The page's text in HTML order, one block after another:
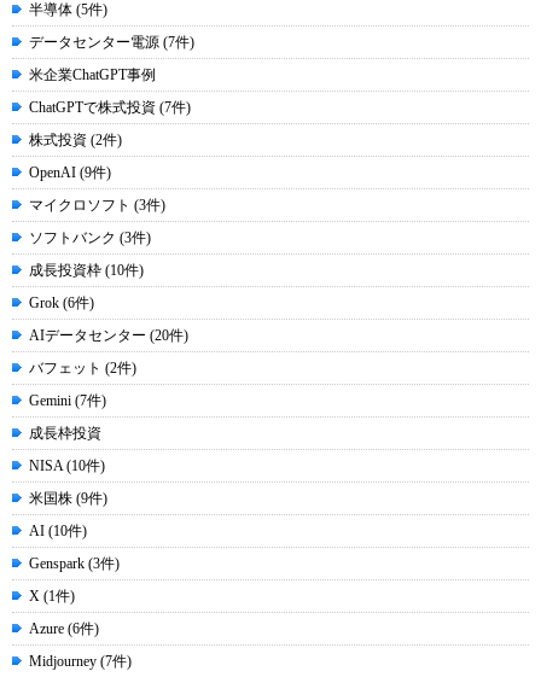
半導体 (5件)
データセンター電源 (7件)
米企業ChatGPT事例
ChatGPTで株式投資 (7件)
株式投資 (2件)
OpenAI (9件)
マイクロソフト (3件)
ソフトバンク (3件)
成長投資枠 (10件)
Grok (6件)
AIデータセンター (20件)
バフェット (2件)
Gemini (7件)
成長枠投資
NISA (10件)
米国株 (9件)
AI (10件)
Genspark (3件)
X (1件)
Azure (6件)
Midjourney (7件)